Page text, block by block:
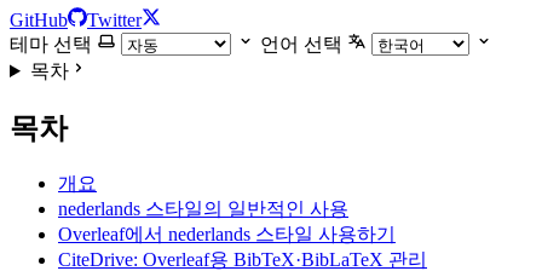
GitHub
Twitter
테마 선택
언어 선택
목차
목차
개요
nederlands 스타일의 일반적인 사용
Overleaf에서 nederlands 스타일 사용하기
CiteDrive: Overleaf용 BibTeX·BibLaTeX 관리